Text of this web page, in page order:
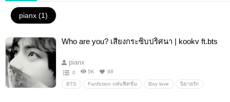
pianx (1)
Who are you? เสียงกระซิบปริศนา | kookv ft.bts
pianx
0 5K 98
BTS Fanfiction แฟนฟิคชั่น Boy love นิยายรัก